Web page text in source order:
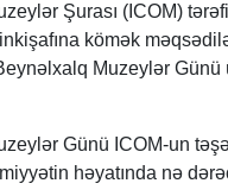
Şurası (ICOM)
inkişafına kömək
Muzeylər Günü
Günü ICOM-un
həyatında nə